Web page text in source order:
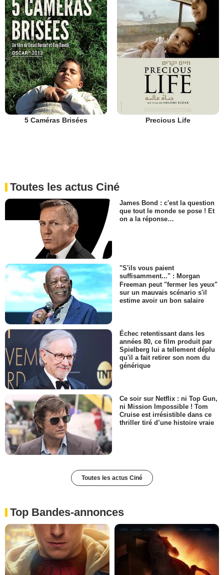
5 Caméras Brisées Precious Life
Toutes les actus Ciné
James Bond : c'est la question
que tout le monde se pose ! Et
on a la réponse…
"S'ils vous paient
suffisamment..." : Morgan
Freeman peut "fermer les yeux"
sur un mauvais scénario s'il
estime avoir un bon salaire
Échec retentissant dans les
années 80, ce film produit par
Spielberg lui a tellement déplu
qu'il a fait retirer son nom du
générique
Ce soir sur Netflix : ni Top Gun,
ni Mission Impossible ! Tom
Cruise est irrésistible dans ce
thriller tiré d’une histoire vraie
Toutes les actus Ciné
Top Bandes-annonces